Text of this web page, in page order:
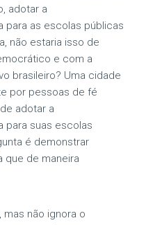
adotar a
para as escolas públicas
não estaria isso de
e com a
brasileiro? Uma cidade
por pessoas de fé
adotar a
para suas escolas
é demonstrar
que de maneira
mas não ignora o